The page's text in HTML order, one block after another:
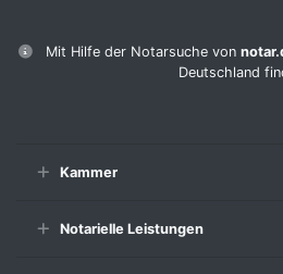
Mit Hilfe der Notarsuche von
Deutschland
Kammer
Notarielle Leistungen